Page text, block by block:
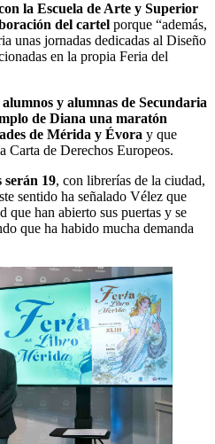
la Escuela de Arte y Superior
del cartel porque “además,
unas jornadas dedicadas al Diseño
en la propia Feria del
y alumnas de Secundaria
de Diana una maratón
de Mérida y Évora y que
Carta de Derechos Europeos.
serán 19, con librerías de la ciudad,
sentido ha señalado Vélez que
que han abierto sus puertas y se
que ha habido mucha demanda